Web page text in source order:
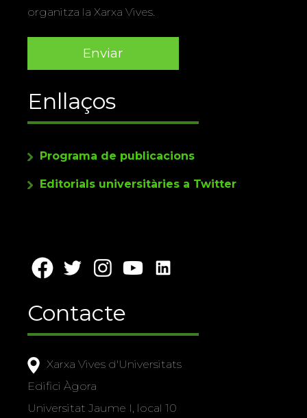
organitza la Xarxa Vives.
Enllaços
Programa de publicacions
Editorials universitàries a Twitter
Contacte
Xarxa Vives d'Universitats
Edifici Àgora
Universitat Jaume I, local 10